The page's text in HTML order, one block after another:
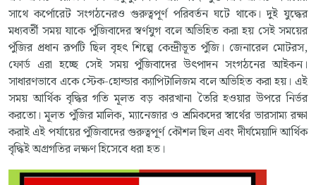
সাথে কর্পোরেট সংগঠনেরও গুরুত্বপূর্ণ পরিবর্তন ঘটে থাকে। দুই যুদ্ধের
মধ্যবর্তী সময় যাকে পুঁজিবাদের স্বর্ণযুগ বলে অভিহিত করা হয় সেই সময়ের
পুঁজির প্রধান রূপটি ছিল বৃহৎ শিল্পে কেন্দ্রীভূত পুঁজি। জেনারেল মোটরস,
ফোর্ড এরা হচ্ছে সেই সময় পুঁজিবাদের উৎপাদন সংগঠনের আইকন।
সাধারণভাবে একে স্টেক-হোল্ডার ক্যাপিটালিজম বলে অভিহিত করা হয়। এই
সময় আর্থিক বৃদ্ধির গতি মূলত বড় কারখানা তৈরি হওয়ার উপরে নির্ভর
করতো। মূলত পুঁজির মালিক, ম্যানেজার ও শ্রমিকদের স্বার্থের ভারসাম্য রক্ষা
করাই এই পর্যায়ের পুঁজিবাদের গুরুত্বপূর্ণ কৌশল ছিল এবং দীর্ঘমেয়াদি আর্থিক
বৃদ্ধিই অগ্রগতির লক্ষণ হিসেবে ধরা হত।